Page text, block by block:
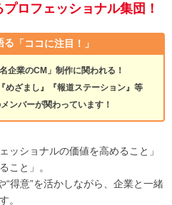
ロフェッショナル集団！
る 「ココに注目！」
企業のCM」制作に関われる！
めざまし』『報道ステーション』等
ンバーが関わっています！
ッショナルの価値を高めること」
こと」。
“得意”を活かしながら、企業と一緒
。